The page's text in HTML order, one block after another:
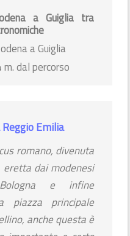
a Guiglia tra
a Guiglia
dal percorso
Emilia
romano, divenuta
dai modenesi
e infine
piazza principale
anche questa è